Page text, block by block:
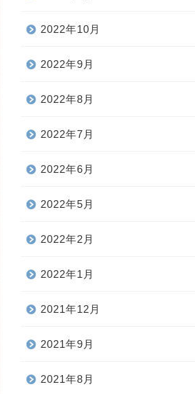
2022年10月
2022年9月
2022年8月
2022年7月
2022年6月
2022年5月
2022年2月
2022年1月
2021年12月
2021年9月
2021年8月